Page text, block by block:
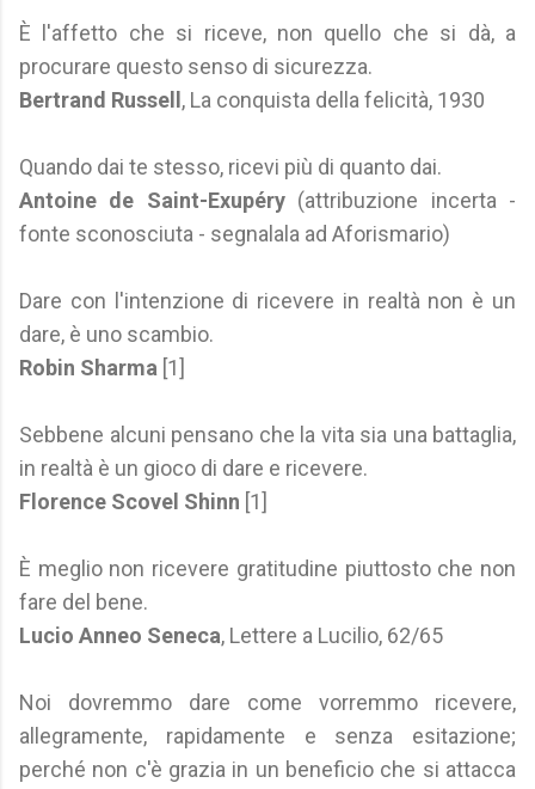
È l'affetto che si riceve, non quello che si dà, a
procurare questo senso di sicurezza.
Bertrand Russell , La conquista della felicità, 1930
Quando dai te stesso, ricevi più di quanto dai.
Antoine de Saint-Exupéry(attribuzione incerta -
fonte sconosciuta - segnalala ad Aforismario)
Dare con l'intenzione di ricevere in realtà non è un
dare, è uno scambio.
Robin Sharma [1]
Sebbene alcuni pensano che la vita sia una battaglia,
in realtà è un gioco di dare e ricevere.
Florence Scovel Shinn [1]
È meglio non ricevere gratitudine piuttosto che non
fare del bene.
Lucio Anneo Seneca, Lettere a Lucilio, 62/65
Noi dovremmo dare come vorremmo ricevere,
allegramente, rapidamente e senza esitazione;
perché non c'è grazia in un beneficio che si attacca